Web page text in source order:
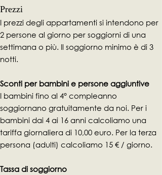
Prezzi
I prezzi degli appartamenti si intendono per
2 persone al giorno per soggiorni di una
settimana o più. Il soggiorno minimo è di 3
notti.
Sconti per bambini e persone aggiuntive
I bambini fino al 4° compleanno
soggiornano gratuitamente da noi. Per i
bambini dai 4 ai 16 anni calcoliamo una
tariffa giornaliera di 10,00 euro. Per la terza
persona (adulti) calcoliamo 15 € / giorno.
Tassa di soggiorno